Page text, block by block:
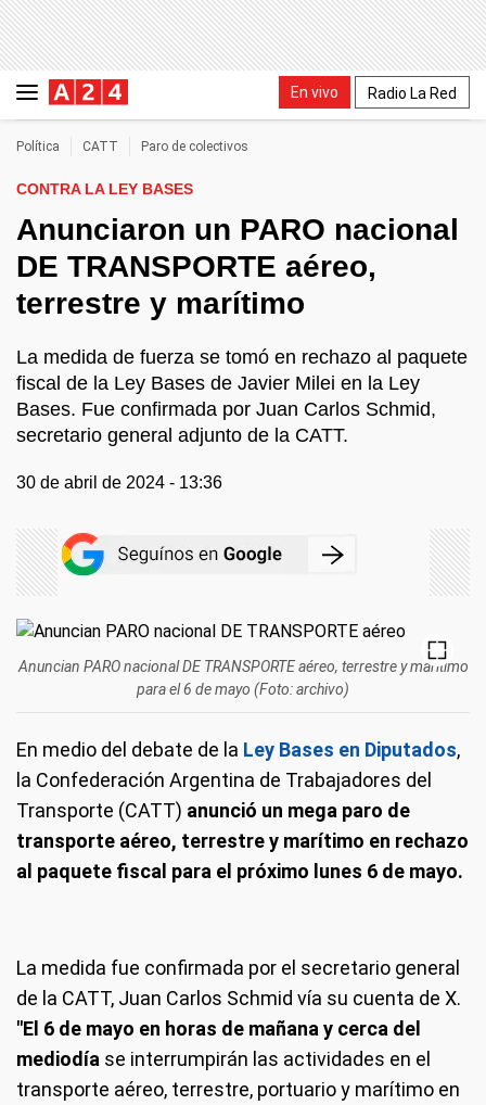
En vivo Radio La Red
Política CATT Paro de colectivos
CONTRA LA LEY BASES
Anunciaron un PARO nacional
DE TRANSPORTE aéreo,
terrestre y marítimo
La medida de fuerza se tomó en rechazo al paquete
fiscal de la Ley Bases de Javier Milei en la Ley
Bases. Fue confirmada por Juan Carlos Schmid,
secretario general adjunto de la CATT.
30 de abril de 2024 - 13:36
Anuncian PARO nacional DE TRANSPORTE aéreo, terrestre y marítimo
para el 6 de mayo (Foto: archivo)
En medio del debate de la Ley Bases en Diputados,
la Confederación Argentina de Trabajadores del
Transporte (CATT) anunció un mega paro de
transporte aéreo, terrestre y marítimo en rechazo
al paquete fiscal para el próximo lunes 6 de mayo.
La medida fue confirmada por el secretario general
de la CATT, Juan Carlos Schmid vía su cuenta de X.
"El 6 de mayo en horas de mañana y cerca del
mediodía se interrumpirán las actividades en el
transporte aéreo, terrestre, portuario y marítimo en